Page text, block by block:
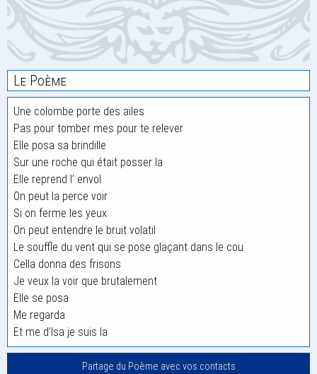
Le Poème
Une colombe porte des ailes
Pas pour tomber mes pour te relever
Elle posa sa brindille
Sur une roche qui était posser la
Elle reprend l’ envol
On peut la perce voir
Si on ferme les yeux
On peut entendre le bruit volatil
Le souffle du vent qui se pose glaçant dans le cou
Cella donna des frisons
Je veux la voir que brutalement
Elle se posa
Me regarda
Et me d’Isa je suis la
Partage du Poème avec vos contacts